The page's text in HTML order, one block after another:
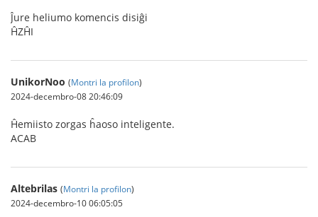
Ĵure heliumo komencis disiĝi
ĤZĤI
UnikorNoo (Montri la profilon)
2024-decembro-08 20:46:09
Ĥemiisto zorgas ĥaoso inteligente.
ACAB
Altebrilas (Montri la profilon)
2024-decembro-10 06:05:05